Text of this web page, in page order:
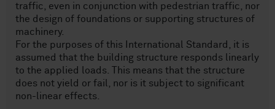
traffic, even in conjunction with pedestrian traffic, nor
the design of foundations or supporting structures of
machinery.
For the purposes of this International Standard, it is
assumed that the building structure responds linearly
to the applied loads. This means that the structure
does not yield or fail, nor is it subject to significant
non-linear effects.